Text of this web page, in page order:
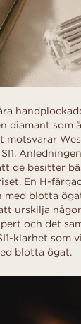
diamant som
motsvarar
de besitter
En H-
med blotta
urskilja
och det
klarhet som
blotta ögat.